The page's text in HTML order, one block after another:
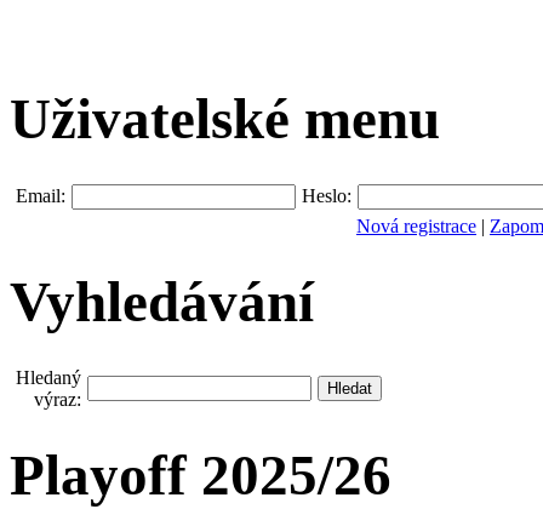
Uživatelské menu
Email:
Heslo:
Nová registrace |
Vyhledávání
Hledaný
výraz:
Playoff 2025/26